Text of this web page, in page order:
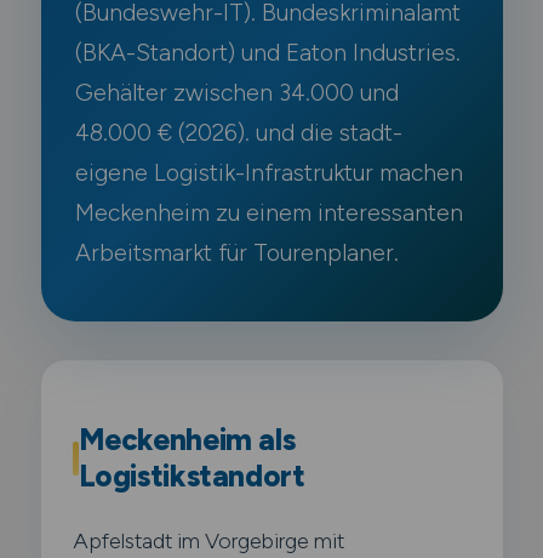
(Bundeswehr-IT). Bundeskriminalamt
(BKA-Standort) und Eaton Industries.
Gehälter zwischen 34.000 und
48.000 € (2026). und die stadt-
eigene Logistik-Infrastruktur machen
Meckenheim zu einem interessanten
Arbeitsmarkt für Tourenplaner.
Meckenheim als
Logistikstandort
Apfelstadt im Vorgebirge mit